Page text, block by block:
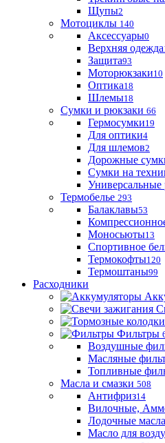
Щупы2
Мотоциклы 140
Аксессуары0
Верхняя одежда
Защита93
Моторюкзаки10
Оптика18
Шлемы18
Сумки и рюкзаки 66
Гермосумки19
Для оптики4
Для шлемов2
Дорожные
Сумки на
Универсальные
Термобелье 293
Балаклавы53
Моносьюты13
Спортивное
Термокофты120
Термоштаны99
Расходники
Фильтры
Воздушные
Масляные
Топливные
Масла и смазки 508
Антифриз14
Вилочные,
Лодочные масла
Масло для